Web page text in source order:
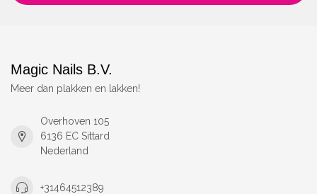
Magic Nails B.V.
Meer dan plakken en lakken!
Overhoven 105
6136 EC Sittard
Nederland
+31464512389